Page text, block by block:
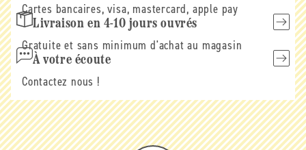
Cartes bancaires, visa, mastercard, apple pay
Livraison en 4-10 jours ouvrés
Gratuite et sans minimum d'achat au magasin
À votre écoute
Contactez nous !